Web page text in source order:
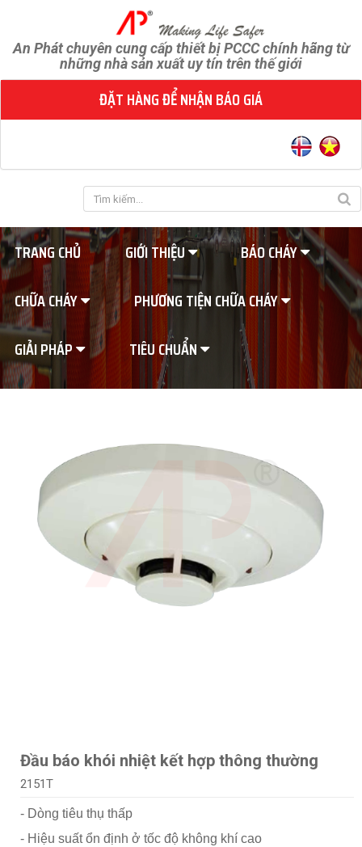
An Phát chuyên cung cấp thiết bị PCCC chính hãng từ
những nhà sản xuất uy tín trên thế giới
ĐẶT HÀNG ĐỂ NHẬN BÁO GIÁ
TRANG CHỦ GIỚI THIỆU
BÁO CHÁY
CHỮA CHÁY
PHƯƠNG TIỆN CHỮA CHÁY
GIẢI PHÁP
TIÊU CHUẨN
Đầu báo khói nhiệt kết hợp thông thường
2151T
- Dòng tiêu thụ thấp
- Hiệu suất ổn định ở tốc độ không khí cao